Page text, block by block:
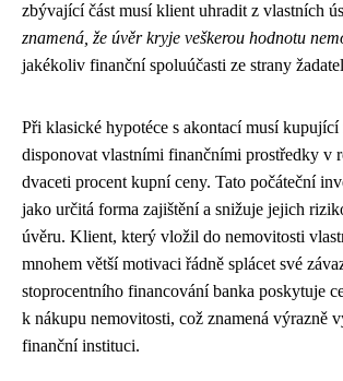
zbývající část musí klient uhradit z vlastních
znamená, že úvěr kryje veškerou hodnotu
jakékoliv finanční spoluúčasti ze strany
Při klasické hypotéce s akontací musí kupující
disponovat vlastními finančními prostředky v
dvaceti procent kupní ceny. Tato počáteční
jako určitá forma zajištění a snižuje jejich
úvěru. Klient, který vložil do nemovitosti
mnohem větší motivaci řádně splácet své
stoprocentního financování banka poskytuje
k nákupu nemovitosti, což znamená výrazně
finanční instituci.